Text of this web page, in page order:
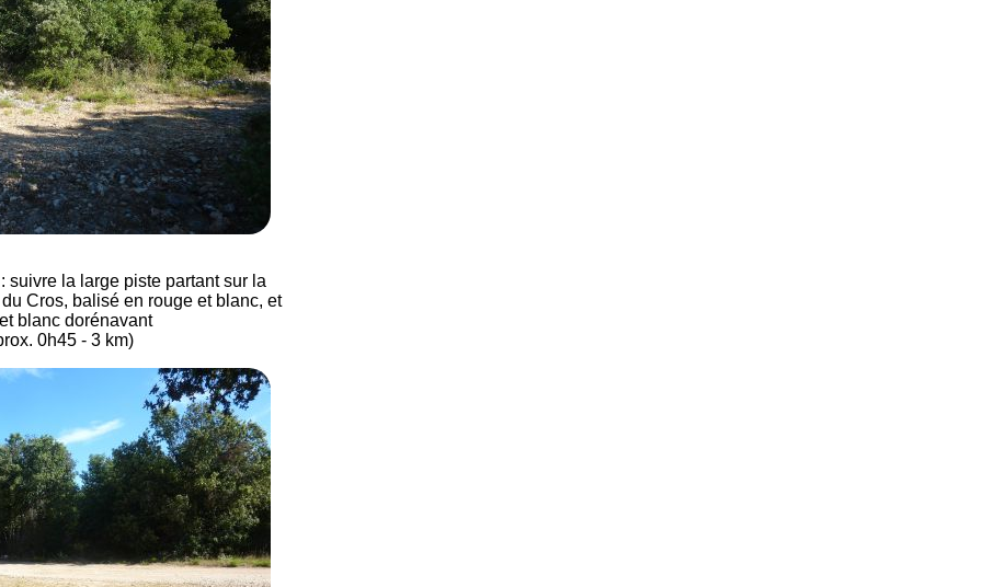
suivre la large piste partant sur la
Cros, balisé en rouge et blanc, et
blanc dorénavant
0h45 - 3 km)